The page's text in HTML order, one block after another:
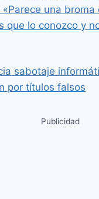
una broma
que lo conozco y
sabotaje
por títulos falsos
Publicidad